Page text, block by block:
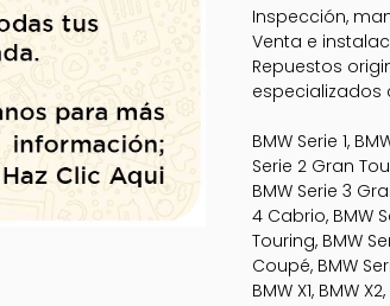
Inspección,
Venta e
Repuestos
especializados
BMW Serie 1,
Serie 2 Gran
BMW Serie 3
4 Cabrio, BMW
Touring, BMW
Coupé, BMW
BMW X1, BMW